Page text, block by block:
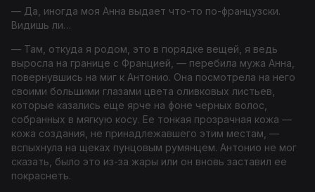
— Да, иногда моя Анна выдает что-то по-французски.
Видишь ли…
— Там, откуда я родом, это в порядке вещей, я ведь
выросла на границе с Францией, — перебила мужа Анна,
повернувшись на миг к Антонио. Она посмотрела на него
своими большими глазами цвета оливковых листьев,
которые казались еще ярче на фоне черных волос,
собранных в мягкую косу. Ее тонкая прозрачная кожа —
кожа создания, не принадлежавшего этим местам, —
вспыхнула на щеках пунцовым румянцем. Антонио не мог
сказать, было это из-за жары или он вновь заставил ее
покраснеть.